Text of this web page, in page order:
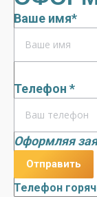
Ваше имя*
Телефон *
Оформляя
Телефон